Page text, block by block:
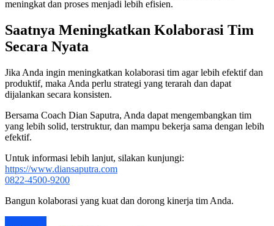
meningkat dan proses menjadi lebih efisien.
Saatnya Meningkatkan Kolaborasi Tim
Secara Nyata
Jika Anda ingin meningkatkan kolaborasi tim agar lebih efektif dan
produktif, maka Anda perlu strategi yang terarah dan dapat
dijalankan secara konsisten.
Bersama Coach Dian Saputra, Anda dapat mengembangkan tim
yang lebih solid, terstruktur, dan mampu bekerja sama dengan lebih
efektif.
Untuk informasi lebih lanjut, silakan kunjungi:
https://www.diansaputra.com
0822-4500-9200
Bangun kolaborasi yang kuat dan dorong kinerja tim Anda.